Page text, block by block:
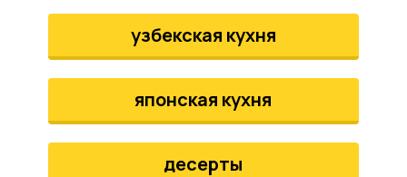
узбекская кухня
японская кухня
десерты